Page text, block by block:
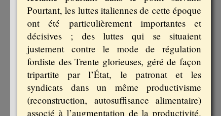
Pourtant, les luttes italiennes de cette époque
ont été particulièrement importantes et
décisives ; des luttes qui se situaient
justement contre le mode de régulation
fordiste des Trente glorieuses, géré de façon
tripartite par l’État, le patronat et les
syndicats dans un même productivisme
(reconstruction, autosuffisance alimentaire)
associé à l’augmentation de la productivité.